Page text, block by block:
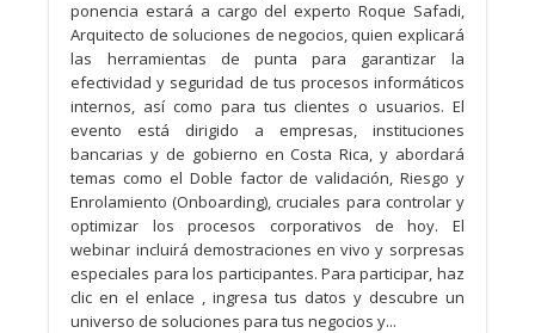
ponencia estará a cargo del experto Roque Safadi,
Arquitecto de soluciones de negocios, quien explicará
las herramientas de punta para garantizar la
efectividad y seguridad de tus procesos informáticos
internos, así como para tus clientes o usuarios. El
evento está dirigido a empresas, instituciones
bancarias y de gobierno en Costa Rica, y abordará
temas como el Doble factor de validación, Riesgo y
Enrolamiento (Onboarding), cruciales para controlar y
optimizar los procesos corporativos de hoy. El
webinar incluirá demostraciones en vivo y sorpresas
especiales para los participantes. Para participar, haz
clic en el enlace , ingresa tus datos y descubre un
universo de soluciones para tus negocios y...